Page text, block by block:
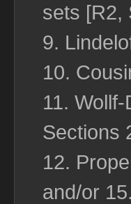
sets [R2,
9.
10.
11.
Sections
12.
and/or